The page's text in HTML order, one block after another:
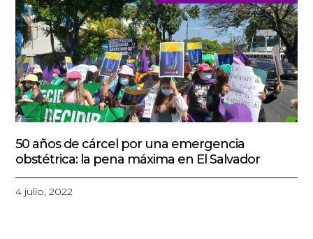
50 años de cárcel por una emergencia
obstétrica: la pena máxima en El Salvador
4 julio, 2022